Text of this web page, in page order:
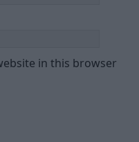
in this browser